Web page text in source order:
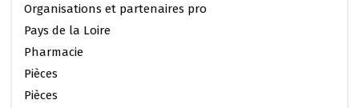
Organisations et partenaires pro
Pays de la Loire
Pharmacie
Pièces
Pièces